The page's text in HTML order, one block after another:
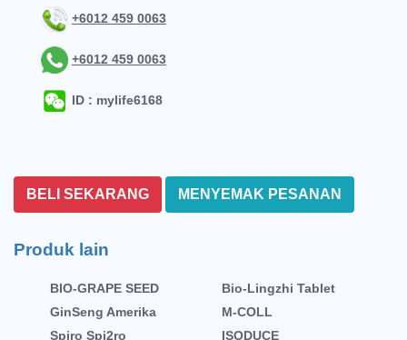
+6012 459 0063
+6012 459 0063
ID : mylife6168
BELI SEKARANG MENYEMAK PESANAN
Produk lain
BIO-GRAPE SEED
Bio-Lingzhi Tablet
GinSeng Amerika
M-COLL
Spiro Spi2ro
ISODUCE